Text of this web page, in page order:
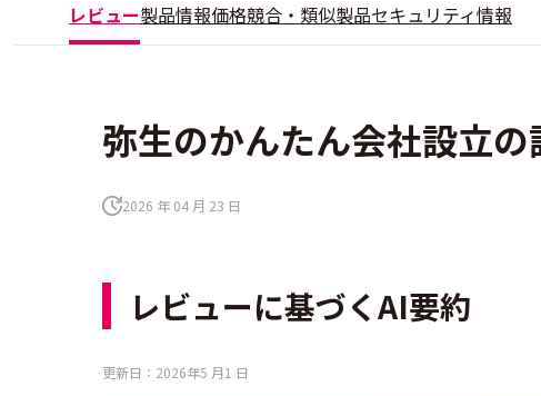
レビュー製品情報価格競合・類似製品セキュリティ情報
弥生のかんたん会社設立
2026 年 04 月 23 日
レビューに基づくAI要約
更新日：2026年5 月1 日